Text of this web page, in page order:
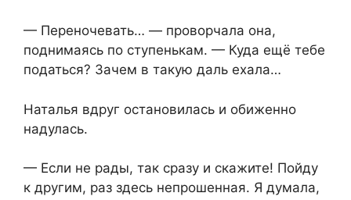
— Переночевать… — проворчала она,
поднимаясь по ступенькам. — Куда ещё тебе
податься? Зачем в такую даль ехала…
Наталья вдруг остановилась и обиженно
надулась.
— Если не рады, так сразу и скажите! Пойду
к другим, раз здесь непрошенная. Я думала,